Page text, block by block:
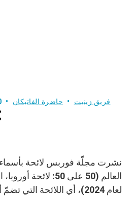
فريق زينيت حاضرة الفاتيكان
نشرت مجلّة فوربس لائحة بأسماء
العالم (50 على 50:
لعام 2024)، أي اللائحة